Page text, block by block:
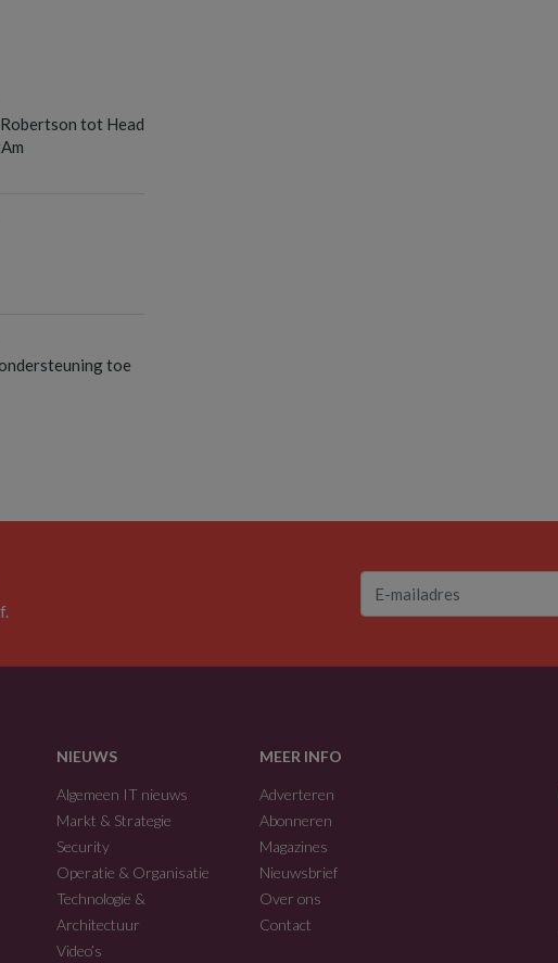
tot Head
toe
NIEUWS
Algemeen IT nieuws
Markt & Strategie
Security
Operatie & Organisatie
Technologie &
Architectuur
Video’s
MEER INFO
Adverteren
Abonneren
Magazines
Nieuwsbrief
Over ons
Contact